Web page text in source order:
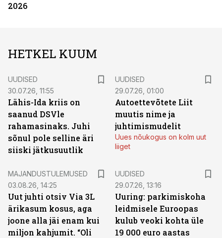
2026
HETKEL KUUM
UUDISED
30.07.26, 11:55
Lähis-Ida kriis on
saanud DSVle
rahamasinaks. Juhi
sõnul pole selline äri
siiski jätkusuutlik
UUDISED
29.07.26, 01:00
Autoettevõtete Liit
muutis nime ja
juhtimismudelit
Uues nõukogus on kolm uut
liiget
MAJANDUSTULEMUSED
03.08.26, 14:25
Uut juhti otsiv Via 3L
ärikasum kosus, aga
joone alla jäi enam kui
miljon kahjumit. “Oli
UUDISED
29.07.26, 13:16
Uuring: parkimiskoha
leidmisele Euroopas
kulub veoki kohta üle
19 000 euro aastas